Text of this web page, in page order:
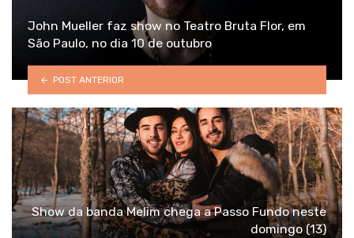
John Mueller faz show no Teatro Bruta Flor, em
São Paulo, no dia 10 de outubro
POST ANTERIOR
Show da banda Melim chega a Passo Fundo neste
domingo (13)